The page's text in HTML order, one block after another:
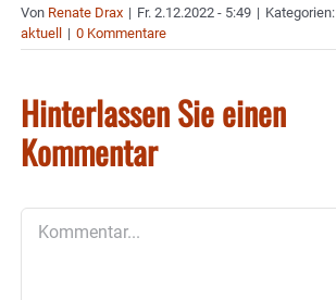
Von Renate Drax | Fr. 2.12.2022 - 5:49 | Kategorien:
aktuell
| 0 Kommentare
Hinterlassen Sie einen
Kommentar